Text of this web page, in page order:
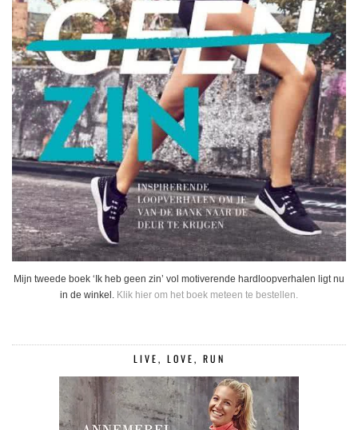
Mijn tweede boek ‘Ik heb geen zin’ vol motiverende hardloopverhalen ligt nu
in de winkel. Klik hier om het boek meteen te bestellen.
LIVE, LOVE, RUN